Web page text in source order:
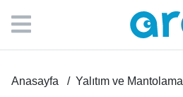
Anasayfa Yalıtım ve Mantolama